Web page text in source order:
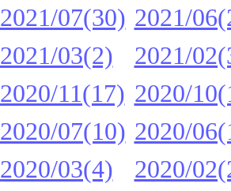
2021/07(30) 2021/
2021/03(2)
2021/
2020/11(17) 2020/
2020/07(10) 2020/
2020/03(4)
2020/